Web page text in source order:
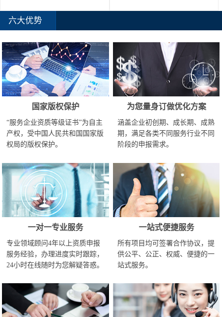
六大优势
国家版权保护
“服务企业资质等级证书”为自主
产权，受中国人民共和国国家版
权局的版权保护。
为您量身订做优化方案
涵盖企业初创期、成长期、成熟
期，满足各类不同服务行业不同
阶段的申报需求。
一对一专业服务
专业领域顾问4年以上资质申报
服务经验，办理进度实时跟踪，
24小时在线随时为您解疑答惑。
一站式便捷服务
所有项目均可签署合作协议，提
供公平、公正、权威、便捷的一
站式服务。